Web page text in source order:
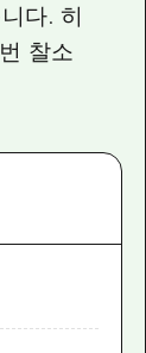
다. 히
찰소